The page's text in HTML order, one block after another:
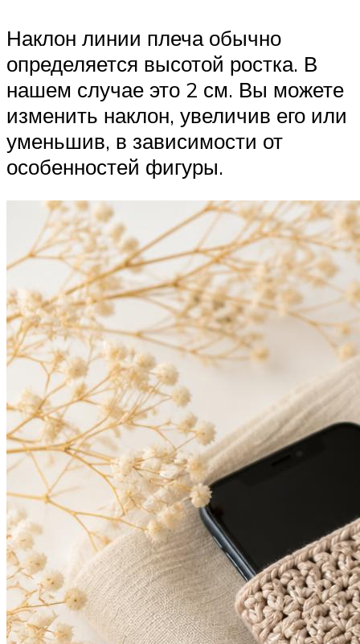
Наклон линии плеча обычно
определяется высотой ростка. В
нашем случае это 2 см. Вы можете
изменить наклон, увеличив его или
уменьшив, в зависимости от
особенностей фигуры.